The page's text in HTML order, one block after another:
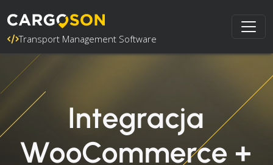
Transport Management Software
Integracja
WooCommerce +